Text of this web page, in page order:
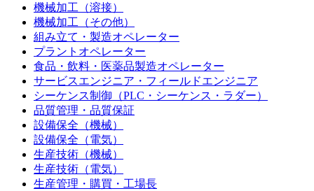
機械加工（溶接）
機械加工（その他）
組み立て・製造オペレーター
プラントオペレーター
食品・飲料・医薬品製造オペレーター
サービスエンジニア・フィールドエンジニア
シーケンス制御（PLC・シーケンス・ラダー）
品質管理・品質保証
設備保全（機械）
設備保全（電気）
生産技術（機械）
生産技術（電気）
生産管理・購買・工場長